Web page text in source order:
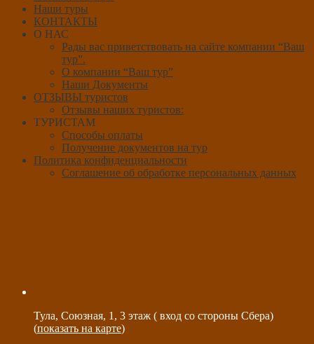
Наши туры
КОНТАКТЫ
О НАС
Рады вас приветствовать на сайте компании “Ваш
тур”.
О компании “Ваш тур”
Наши Документы
ОТЗЫВЫ туристов
Отзывы наших туристов:
ТУРИСТАМ
Способы оплаты
Получение документов на тур
Политика конфиденциальности
Соглашение об обработке персональных данных
Тула, Союзная, 1, 3 этаж ( вход со стороны Сбера)
(показать на карте)